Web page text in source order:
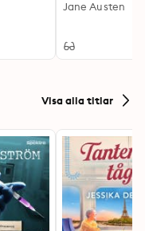
Jane Austen
Visa alla titlar